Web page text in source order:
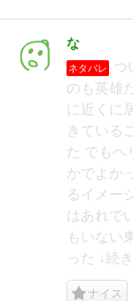
な
ネタバレ
つ
のも英雄
に近くに
きている
た でもヘ
かでよか
るイメー
はあれで
もいない
った ↓続き
ナイス